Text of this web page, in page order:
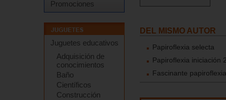
Promociones
Juguetes educativos
Adquisición de
conocimientos
Baño
Científicos
Construcción
DEL MISMO AUTOR
Papiroflexia selecta
Papiroflexia iniciación
Fascinante papiroflexia